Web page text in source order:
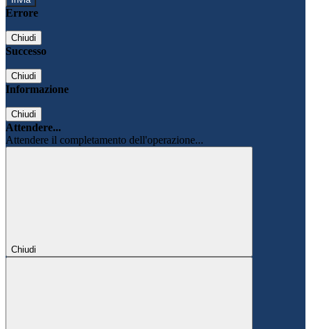
Errore
Chiudi
Successo
Chiudi
Informazione
Chiudi
Attendere...
Attendere il completamento dell'operazione...
Chiudi